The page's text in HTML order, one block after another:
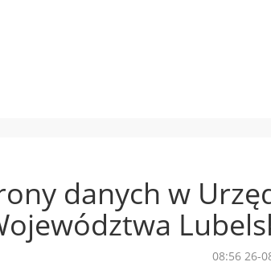
danych w
08:56 26-